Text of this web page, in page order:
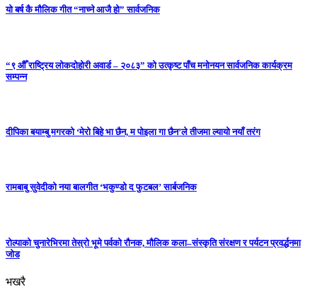
यो बर्ष कै मौलिक गीत “नाच्ने आजै हो” सार्वजनिक
“९ औँ राष्ट्रिय लोकदोहोरी अवार्ड – २०८३” को उत्कृष्ट पाँच मनोनयन सार्वजनिक कार्यक्रम
सम्पन्न
दीपिका बयाम्बु मगरको ‘मेरो बिहे भा छैन, म पोइला गा छैन’ले तीजमा ल्यायो नयाँ तरंग
रामबाबु सुवेदीको नया बालगीत ‘भकुण्डो द फुटबल’ सार्बजनिक
रोल्पाको चुनारेभिरमा तेस्रो भूमे पर्वको रौनक, मौलिक कला–संस्कृति संरक्षण र पर्यटन प्रवर्द्धनमा
जोड
भखरै